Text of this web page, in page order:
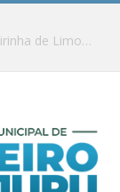
Ações de combate à Covid-19 na região ribeirinha de Limoeiro do Ajuru continuam